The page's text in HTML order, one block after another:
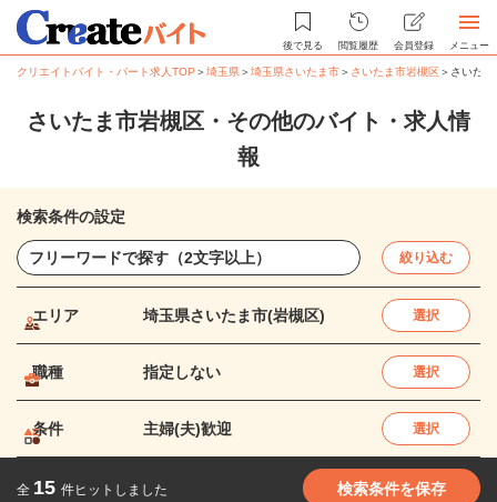
後で見る 閲覧履歴 会員登録 メニュー
クリエイトバイト・パート求人TOP ＞埼玉県＞埼玉県さいたま市＞ さいたま市岩槻区＞ さいた
さいたま市岩槻区・その他のバイト・求人情
報
検索条件の設定
絞り込む
エリア 埼玉県さいたま市(岩槻区) 選択
職種 指定しない 選択
条件 主婦(夫)歓迎 選択
全 15 件ヒットしました 検索条件を保存